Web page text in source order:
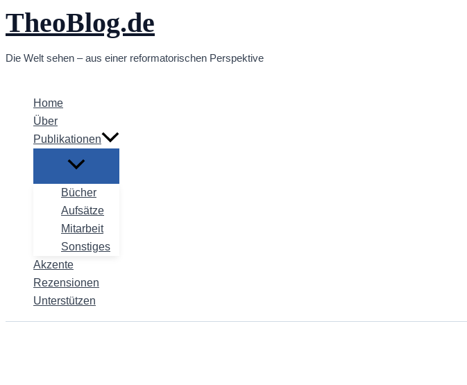
Zum
Inhalt
TheoBlog.de
Die Welt sehen – aus einer reformatorischen Perspektive
Home
Über
Publikationen
Bücher
Aufsätze
Mitarbeit
Sonstiges
Akzente
Rezensionen
Unterstützen